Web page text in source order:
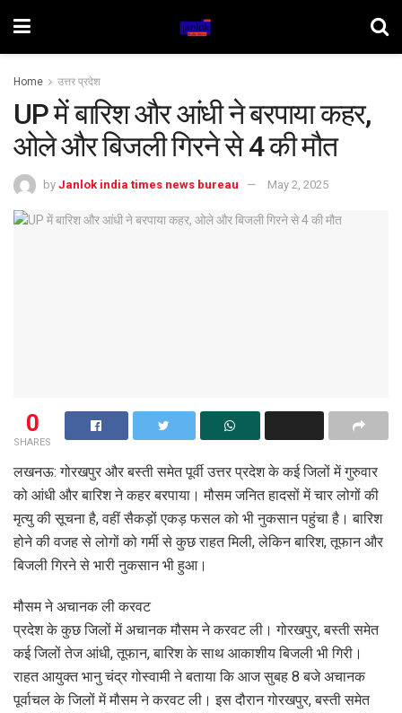
Home उत्तर प्रदेश
UP में बारिश और आंधी ने बरपाया कहर,
ओले और बिजली गिरने से 4 की मौत
by Janlok india times news bureau May 2, 2025
0
SHARES
लखनऊ: गोरखपुर और बस्ती समेत पूर्वी उत्तर प्रदेश के कई जिलों में गुरुवार
को आंधी और बारिश ने कहर बरपाया। मौसम जनित हादसों में चार लोगों की
मृत्यु की सूचना है, वहीं सैकड़ों एकड़ फसल को भी नुकसान पहुंचा है। बारिश
होने की वजह से लोगों को गर्मी से कुछ राहत मिली, लेकिन बारिश, तूफान और
बिजली गिरने से भारी नुकसान भी हुआ।
मौसम ने अचानक ली करवट
प्रदेश के कुछ जिलों में अचानक मौसम ने करवट ली। गोरखपुर, बस्ती समेत
कई जिलों तेज आंधी, तूफान, बारिश के साथ आकाशीय बिजली भी गिरी।
राहत आयुक्त भानु चंद्र गोस्वामी ने बताया कि आज सुबह 8 बजे अचानक
पूर्वाचल के जिलों में मौसम ने करवट ली। इस दौरान गोरखपुर, बस्ती समेत